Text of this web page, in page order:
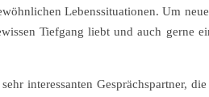
Lebenssituationen. Um
Tiefgang liebt und auch gerne
interessanten Gesprächspartner,